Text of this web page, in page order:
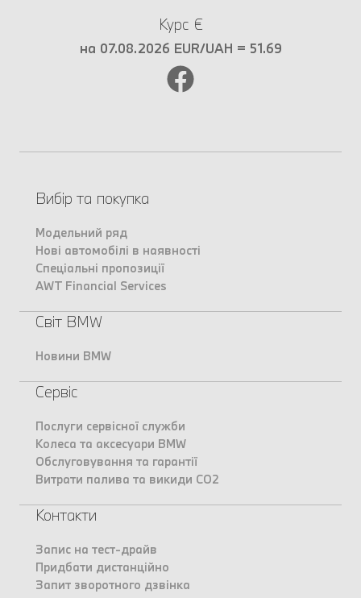
Курс €
на 07.08.2026 EUR/UAH = 51.69
Вибір та покупка
Модельний ряд
Нові автомобілі в наявності
Спеціальні пропозиції
AWT Financial Services
Світ BMW
Новини BMW
Сервіс
Послуги сервісної служби
Колеса та аксесуари BMW
Обслуговування та гарантії
Витрати палива та викиди CO2
Контакти
Запис на тест-драйв
Придбати дистанційно
Запит зворотного дзвінка